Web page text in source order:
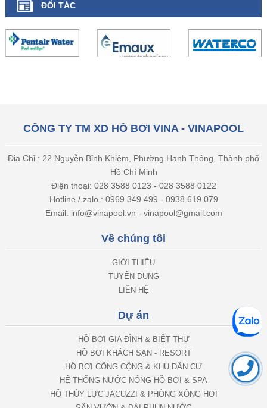
ĐỐI TÁC
CÔNG TY TM XD HỒ BƠI VINA - VINAPOOL
Địa Chỉ : 22 Nguyễn Bỉnh Khiêm, Phường Hạnh Thông, Thành phố
Hồ Chí Minh
Điện thoại: 028 3588 0123 - 028 3588 0122
Hotline / zalo : 0969 349 499 - 0938 619 079
Email: info@vinapool.vn - vinapool@gmail.com
Về chúng tôi
GIỚI THIỆU
TUYỂN DỤNG
LIÊN HỆ
Dự án
HỒ BƠI GIA ĐÌNH & BIỆT THỰ
HỒ BƠI KHÁCH SẠN - RESORT
HỒ BƠI CÔNG CỘNG & KHU DÂN CƯ
HỆ THỐNG NƯỚC NÓNG HỒ BƠI & SPA
HỒ THỦY LỰC JACUZZI & PHÒNG XÔNG HƠI